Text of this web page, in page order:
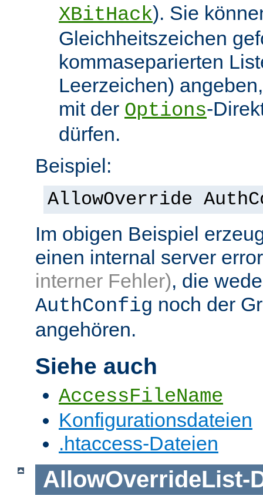
XBitHack). Sie
Gleichheitszeichen
kommaseparierten
Leerzeichen)
mit der Options-
dürfen.
Beispiel:
AllowOverride
Im obigen Beispiel
einen internal server
interner Fehler), die
AuthConfig noch der
angehören.
Siehe auch
AccessFileName
Konfigurationsdateien
.htaccess-Dateien
AllowOverrideList-